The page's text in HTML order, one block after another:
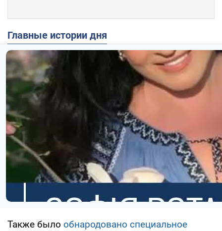
Главные истории дня
Также было обнародовано специальное